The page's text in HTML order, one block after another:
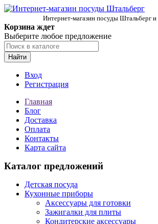
Интернет-магазин посуды Штальберг и
Корзина ждет
Выберите любое предложение
Найти
Вход
Регистрация
Главная
Блог
Доставка
Оплата
Контакты
Карта сайта
Каталог предложений
Детская посуда
Кухонные приборы
Аксессуары для готовки
Зажигалки для плиты
Кондитерские аксессуары